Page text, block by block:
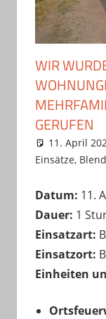
WIR
GERUFEN
11. April
Einsätze,
Datum: 11.
Dauer: 1
Einsatzart:
Einsatzort:
Einheiten